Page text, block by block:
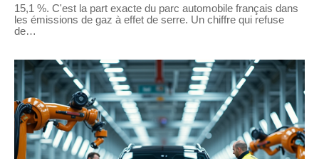
15,1 %. C'est la part exacte du parc automobile français dans
les émissions de gaz à effet de serre. Un chiffre qui refuse
de…